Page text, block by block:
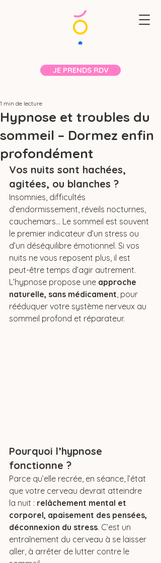
JE PRENDS RDV
Hypnose et troubles du
sommeil – Dormez enfin
profondément
1 min de lecture
Vos nuits sont hachées,
agitées, ou blanches ?
Insomnies, difficultés
d’endormissement, réveils nocturnes,
cauchemars... Le sommeil est souvent
le premier indicateur d’un stress ou
d’un déséquilibre émotionnel. Si vos
nuits ne vous reposent plus, il est
peut-être temps d’agir autrement.
L’hypnose propose une approche
naturelle, sans médicament, pour
rééduquer votre système nerveux au
sommeil profond et réparateur.
Pourquoi l’hypnose
fonctionne ?
Parce qu’elle recrée, en séance, l’état
que votre cerveau devrait atteindre
la nuit : relâchement mental et
corporel, apaisement des pensées,
déconnexion du stress. C’est un
entraînement du cerveau à se laisser
aller, à arrêter de lutter contre le